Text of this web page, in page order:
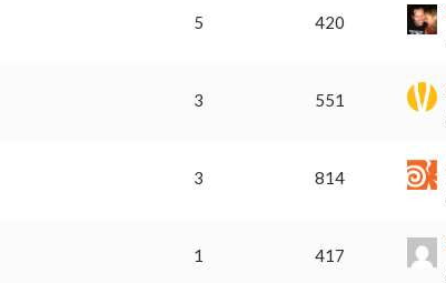
5 420
3 551
3 814
1 417